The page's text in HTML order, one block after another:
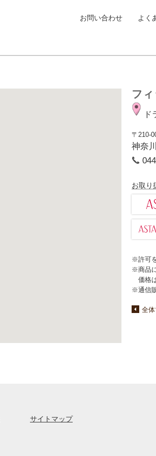
お問い合わせ よく
フ
ド
〒210-
神奈
お取り
※許可
※商品
価格
※通信
全
サイトマップ